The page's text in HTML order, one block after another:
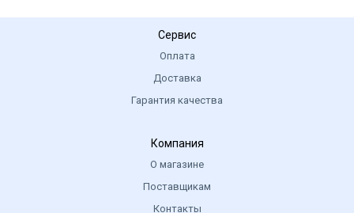
Сервис
Оплата
Доставка
Гарантия качества
Компания
О магазине
Поставщикам
Контакты